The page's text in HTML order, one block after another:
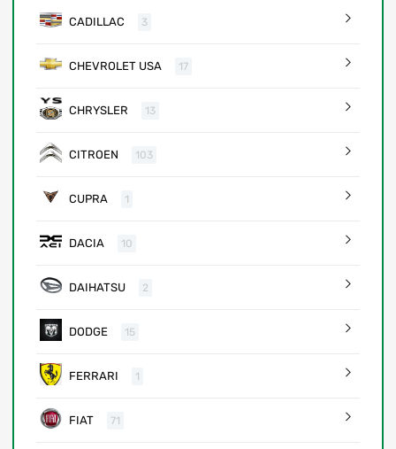
CADILLAC 3
CHEVROLET USA 17
CHRYSLER 13
CITROEN 103
CUPRA 1
DACIA 10
DAIHATSU 2
DODGE 15
FERRARI 1
FIAT 71